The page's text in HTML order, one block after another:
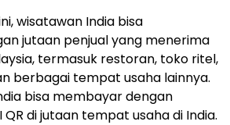
wisatawan India bisa
jutaan penjual yang menerima
termasuk restoran, toko ritel,
berbagai tempat usaha lainnya.
bisa membayar dengan
QR di jutaan tempat usaha di India.